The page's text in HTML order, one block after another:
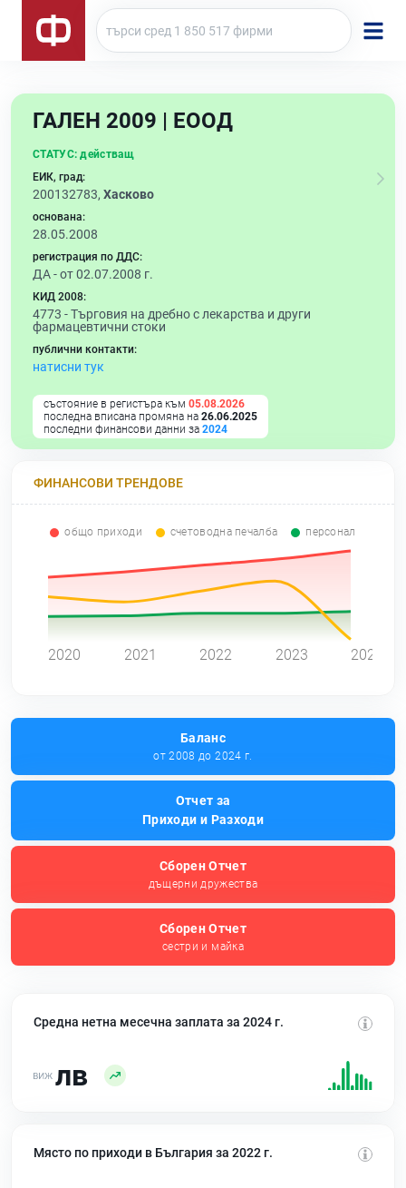
ГАЛЕН 2009 | ЕООД
СТАТУС: действащ
ЕИК, град:
200132783, Хасково
основана:
28.05.2008
регистрация по ДДС:
ДА - от 02.07.2008 г.
КИД 2008:
4773 -Търговия на дребно с лекарства и други
фармацевтични стоки
публични контакти:
натисни тук
състояние в регистъра към 05.08.2026
последна вписана промяна на 26.06.2025
последни финансови данни за 2024
ФИНАНСОВИ ТРЕНДОВЕ
общо приходи счетоводна печалба персонал
2020 2021 2022 2023 2024
Баланс
от 2008 до 2024 г.
Отчет за
Приходи и Разходи
Сборен Отчет
дъщерни дружества
Сборен Отчет
сестри и майка
Средна нетна месечна заплата за 2024 г.
лв
Място по приходи в България за 2022 г.